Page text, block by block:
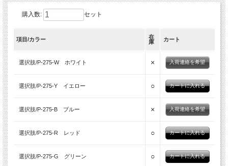
購入数: セット
項目/カラー
在
庫
カート
選択肢/P-275-W ホワイト × 入荷連絡を希望
選択肢/P-275-Y イエロー ○
選択肢/P-275-B ブルー × 入荷連絡を希望
選択肢/P-275-R レッド ○
選択肢/P-275-G グリーン ○